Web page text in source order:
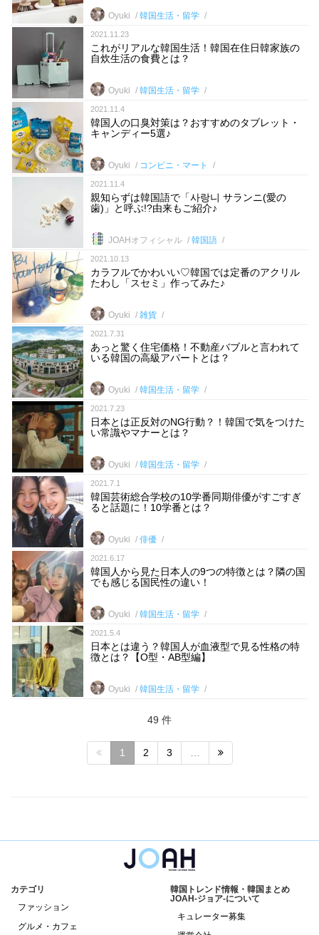
Oyuki 韓国生活・留学
2021.11.23
これがリアルな韓国生活！韓国在住日韓家族の
自炊生活の食費とは？
Oyuki 韓国生活・留学
2021.11.4
韓国人の口臭対策は？おすすめのタブレット・
キャンディー5選♪
Oyuki コンビニ・マート
2021.11.4
親知らずは韓国語で「사랑니 サランニ(愛の
歯)」と呼ぶ!?由来もご紹介♪
JOAHオフィシャル 韓国語
2021.10.13
カラフルでかわいい♡韓国では定番のアクリル
たわし「スセミ」作ってみた♪
Oyuki 雑貨
2021.7.31
あっと驚く住宅価格！不動産バブルと言われて
いる韓国の高級アパートとは？
Oyuki 韓国生活・留学
2021.7.23
日本とは正反対のNG行動？！韓国で気をつけた
い常識やマナーとは？
Oyuki 韓国生活・留学
2021.7.1
韓国芸術総合学校の10学番同期俳優がすごすぎ
ると話題に！10学番とは？
Oyuki 俳優
2021.6.17
韓国人から見た日本人の9つの特徴とは？隣の国
でも感じる国民性の違い！
Oyuki 韓国生活・留学
2021.5.4
日本とは違う？韓国人が血液型で見る性格の特
徴とは？【O型・AB型編】
Oyuki 韓国生活・留学
49 件
1 2 3
カテゴリ
ファッション
グルメ・カフェ
韓国トレンド情報・韓国まとめ
JOAH-ジョア-について
キュレーター募集